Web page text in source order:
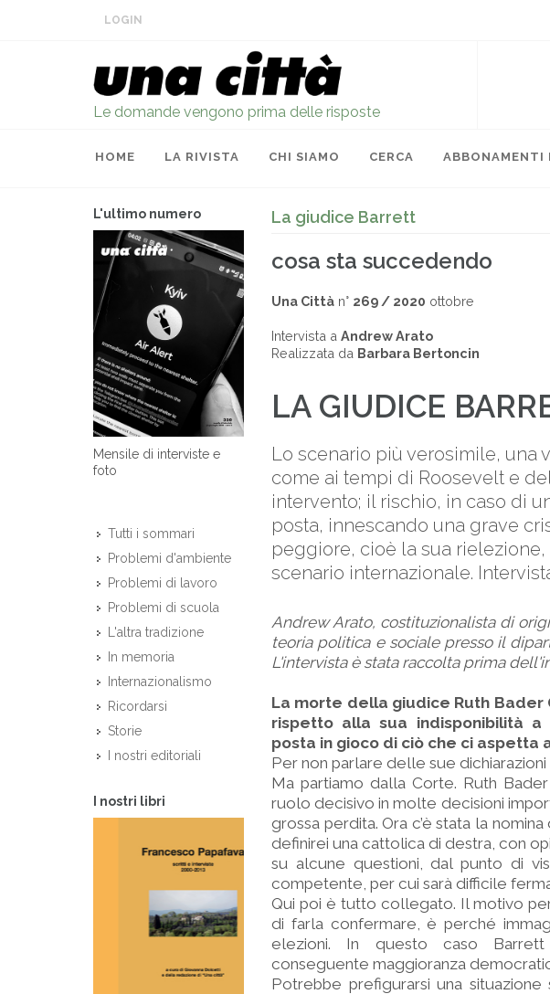
LOGIN
Le domande vengono prima delle risposte
HOME LA RIVISTA CHI SIAMO CERCA ABBONAMENTI
L'ultimo numero
Mensile di interviste e
foto
Tutti i sommari
Problemi d'ambiente
Problemi di lavoro
Problemi di scuola
L'altra tradizione
In memoria
Internazionalismo
Ricordarsi
Storie
I nostri editoriali
I nostri libri
La giudice Barrett
cosa sta succedendo
Una Città n° 269 / 2020 ottobre
Intervista a Andrew Arato
Realizzata da Barbara Bertoncin
LA GIUDICE
Lo scenario più verosimile, una
come ai tempi di Roosevelt e
intervento; il rischio, in caso di
posta, innescando una grave
peggiore, cioè la sua
scenario internazionale.
Andrew Arato, costituzionalista di
teoria politica e sociale presso il
L'intervista è stata raccolta prima
La morte della giudice Ruth Bader
rispetto alla sua indisponibilità
posta in gioco di ciò che ci aspetta
Per non parlare delle sue dichiarazioni
Ma partiamo dalla Corte. Ruth
ruolo decisivo in molte decisioni
grossa perdita. Ora c’è stata la
definirei una cattolica di destra, con
su alcune questioni, dal punto di
competente, per cui sarà difficile
Qui poi è tutto collegato. Il motivo
di farla confermare, è perché
elezioni. In questo caso Barrett
conseguente maggioranza
Potrebbe prefigurarsi una